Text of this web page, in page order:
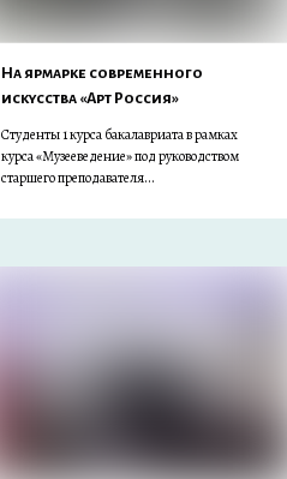
На ярмарке современного
искусства «Арт Россия»
Студенты 1 курса бакалавриата в рамках
курса «Музееведение» под руководством
старшего преподавателя...